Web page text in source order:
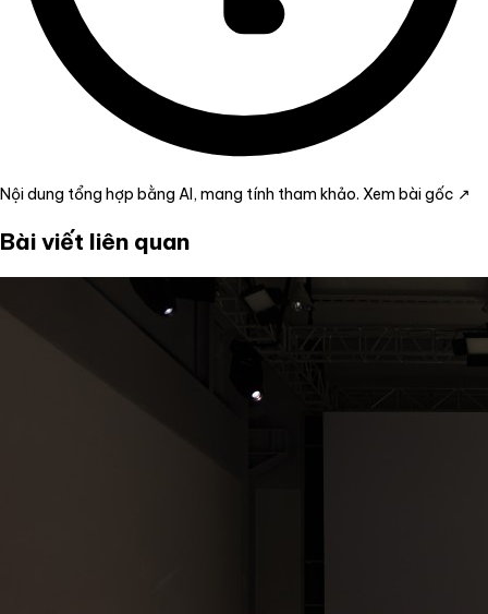
Nội dung tổng hợp bằng AI, mang tính tham khảo. Xem bài gốc ↗
Bài viết liên quan